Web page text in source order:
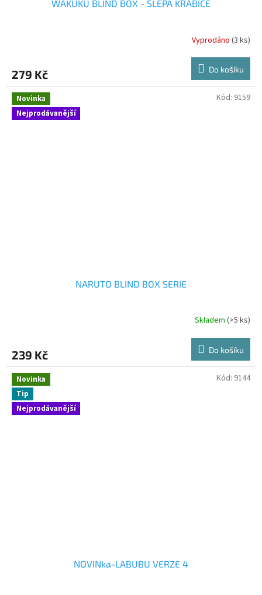
WAKUKU BLIND BOX - SLEPA KRABICE
Vyprodáno (3 ks)
279 Kč Do košíku
Novinka
Nejprodávanější
NARUTO BLIND BOX SERIE
Skladem (>5 ks)
239 Kč Do košíku
Kód: 9159
Novinka
Tip
Nejprodávanější
NOVINka-LABUBU VERZE 4
Kód: 9144